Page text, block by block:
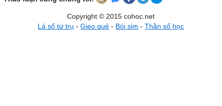
Copyright © 2015 cohoc.net
Lá số tứ trụ -Gieo quẻ - Bói sim -Thần số học